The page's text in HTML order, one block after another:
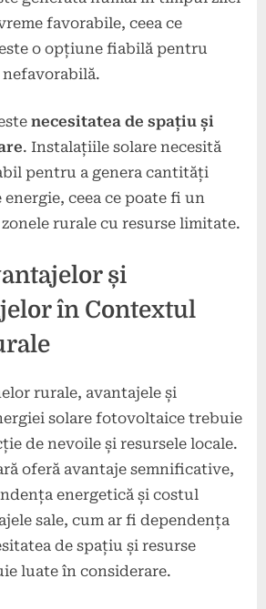
favorabile, ceea ce
o opțiune fiabilă pentru
nefavorabilă.
necesitatea de spațiu și
. Instalațiile solare necesită
pentru a genera cantități
ceea ce poate fi un
rurale cu resurse limitate.
și
în Contextul
rurale, avantajele și
solare fotovoltaice trebuie
de nevoile și resursele locale.
oferă avantaje semnificative,
energetică și costul
sale, cum ar fi dependența
de spațiu și resurse
luate în considerare.